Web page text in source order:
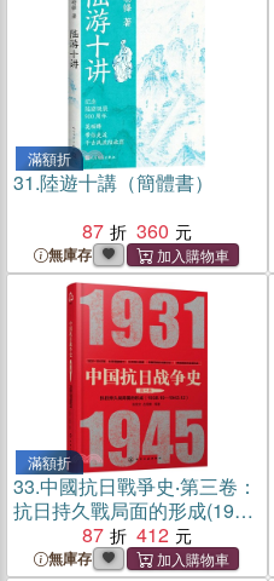
滿額折
31.陸遊十講（簡體書）
87
360
無庫存
滿額折
33.中國抗日戰爭史‧第三卷：
抗日持久戰局面的形成(1938
年10月-1943年12月)（簡體
書）
87 412
無庫存